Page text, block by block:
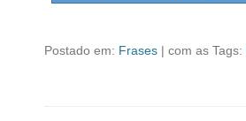
Postado em: Frases | com as Tags: